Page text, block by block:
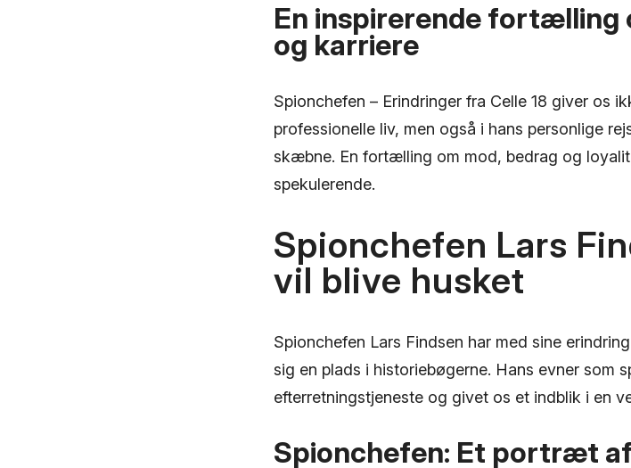
En inspirerende fortælling
og karriere
Spionchefen – Erindringer fra Celle 18 giver os
professionelle liv, men også i hans personlige
skæbne. En fortælling om mod, bedrag og
spekulerende.
Spionchefen Lars
vil blive husket
Spionchefen Lars Findsen har med sine
sig en plads i historiebøgerne. Hans evner som
efterretningstjeneste og givet os et indblik i en
Spionchefen: Et portræt